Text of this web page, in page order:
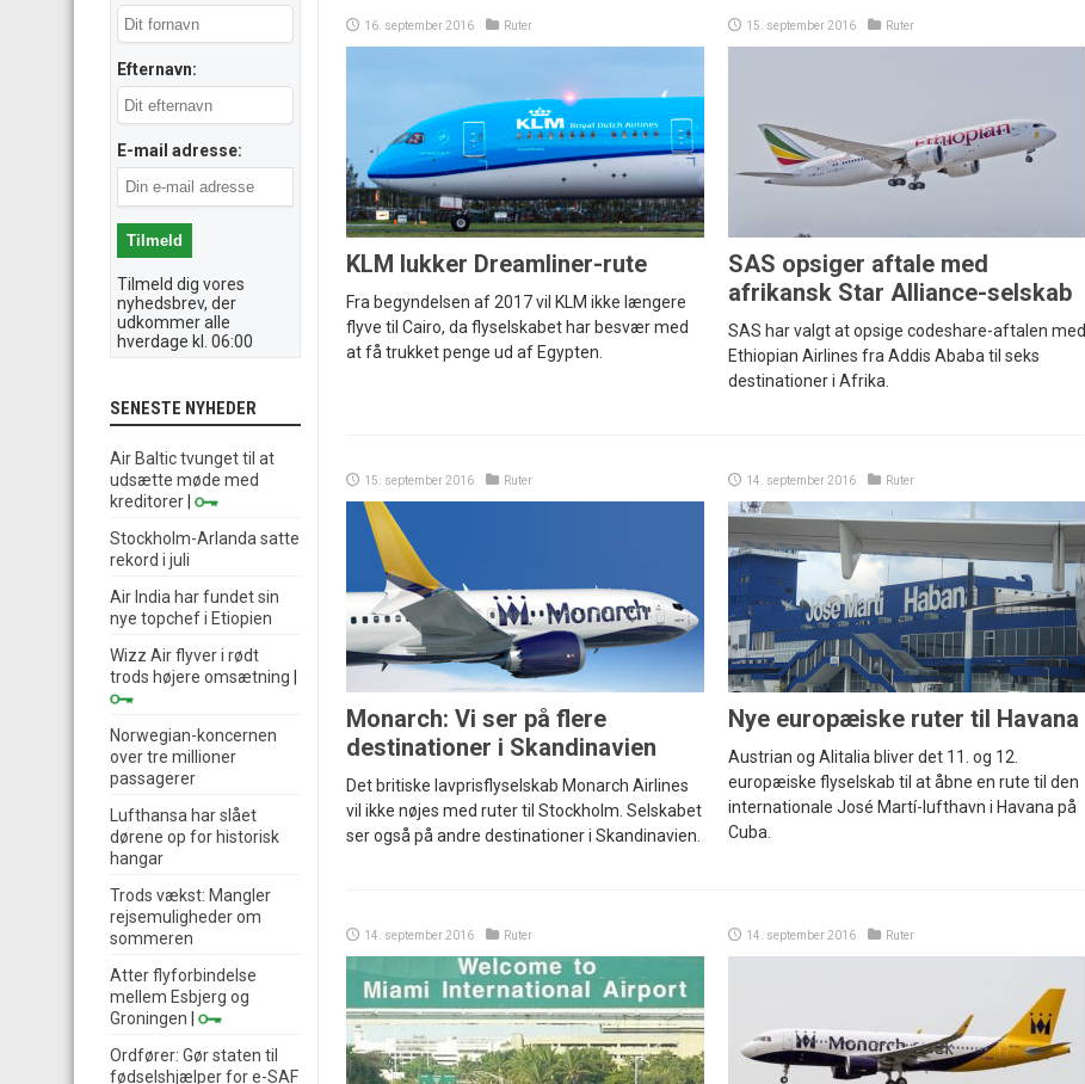
16. september 2016 Ruter
KLM lukker Dreamliner-rute
Fra begyndelsen af 2017 vil KLM ikke længere
flyve til Cairo, da flyselskabet har besvær med
at få trukket penge ud af Egypten.
15. september 2016 Ruter
SAS opsiger aftale med
afrikansk Star Alliance-selskab
SAS har valgt at opsige codeshare-aftalen med
Ethiopian Airlines fra Addis Ababa til seks
destinationer i Afrika.
15. september 2016 Ruter
Monarch: Vi ser på flere
destinationer i Skandinavien
Det britiske lavprisflyselskab Monarch Airlines
vil ikke nøjes med ruter til Stockholm. Selskabet
ser også på andre destinationer i Skandinavien.
14. september 2016 Ruter
Nye europæiske ruter til Havana
Austrian og Alitalia bliver det 11. og 12.
europæiske flyselskab til at åbne en rute til den
internationale José Martí-lufthavn i Havana på
Cuba.
14. september 2016 Ruter 14. september 2016 Ruter
Efternavn:
E-mail adresse:
Tilmeld dig vores
nyhedsbrev, der
udkommer alle
hverdage kl. 06:00
SENESTE NYHEDER
Air Baltic tvunget til at
udsætte møde med
kreditorer
Stockholm-Arlanda satte
rekord i juli
Air India har fundet sin
nye topchef i Etiopien
Wizz Air flyver i rødt
trods højere omsætning
Norwegian-koncernen
over tre millioner
passagerer
Lufthansa har slået
dørene op for historisk
hangar
Trods vækst: Mangler
rejsemuligheder om
sommeren
Atter flyforbindelse
mellem Esbjerg og
Groningen
Ordfører: Gør staten til
fødselshjælper for e-SAF